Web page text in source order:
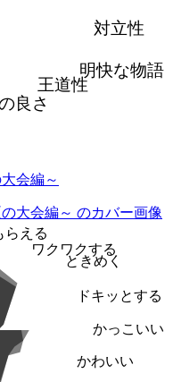
対立性
明快な物語
王道性
良さ
会編～
らえる
ワクワクする
ときめく
ドキッとする
かっこいい
かわいい